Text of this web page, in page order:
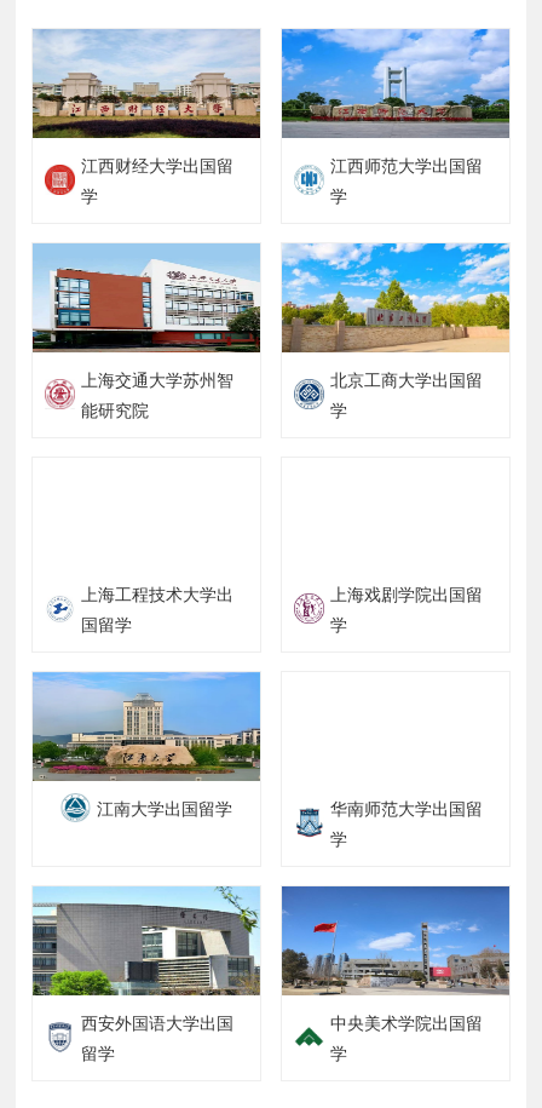
江西财经大学出国留
学
江西师范大学出国留
学
上海交通大学苏州智
能研究院
北京工商大学出国留
学
上海工程技术大学出
国留学
上海戏剧学院出国留
学
江南大学出国留学
华南师范大学出国留
学
西安外国语大学出国
留学
中央美术学院出国留
学